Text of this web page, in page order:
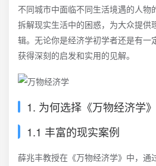
不同城市中面临不同生活境遇的人物
拆解现实生活中的困惑，为大众提供
辑。无论你是经济学初学者还是有一
获得深刻的启发和实用的见解。
1. 为何选择《万物经济学》
1.1 丰富的现实案例
薛兆丰教授在《万物经济学》中，通